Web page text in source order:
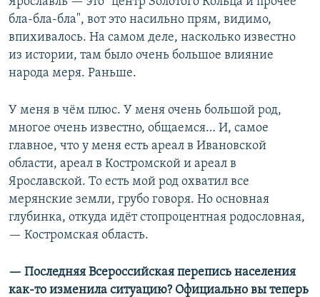
бла-бла-бла", вот это насильно прям, видимо,
впихивалось. На самом деле, насколько известно
из истории, там было очень большое влияние
народа меря. Раньше.
У меня в чём плюс. У меня очень большой род,
многое очень известно, общаемся… И, самое
главное, что у меня есть ареал в Ивановской
области, ареал в Костромской и ареал в
Ярославской. То есть мой род охватил все
мерянские земли, грубо говоря. Но основная
глубинка, откуда идёт стопроцентная родословная,
— Костромская область.
— Последняя Всероссийская перепись населения
как-то изменила ситуацию? Официально вы теперь